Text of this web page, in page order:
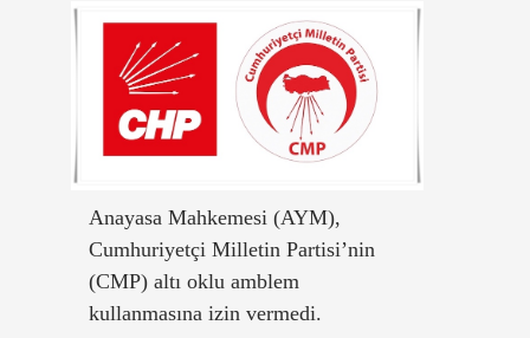
Anayasa Mahkemesi (AYM),
Cumhuriyetçi Milletin Partisi’nin
(CMP) altı oklu amblem
kullanmasına izin vermedi.